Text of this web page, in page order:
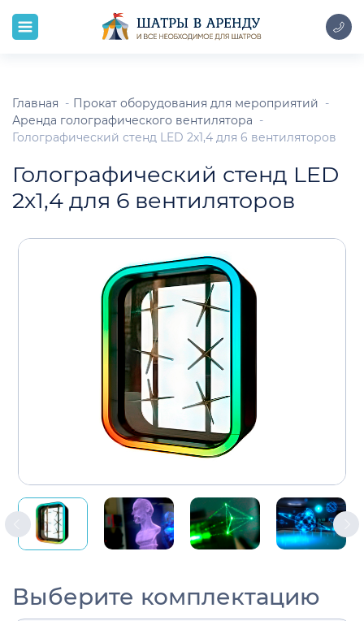
Главная
Прокат оборудования для мероприятий
Аренда голографического вентилятора
Голографический стенд LED 2х1,4 для 6 вентиляторов
Голографический стенд LED
2х1,4 для 6 вентиляторов
Выберите комплектацию